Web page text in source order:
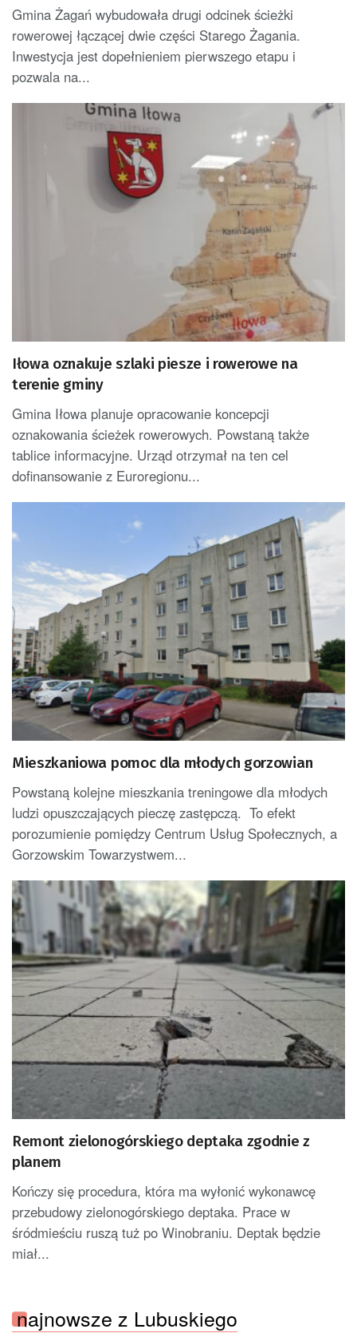
Gmina Żagań wybudowała drugi odcinek ścieżki
rowerowej łączącej dwie części Starego Żagania.
Inwestycja jest dopełnieniem pierwszego etapu i
pozwala na...
Iłowa oznakuje szlaki piesze i rowerowe na
terenie gminy
Gmina Iłowa planuje opracowanie koncepcji
oznakowania ścieżek rowerowych. Powstaną także
tablice informacyjne. Urząd otrzymał na ten cel
dofinansowanie z Euroregionu...
Mieszkaniowa pomoc dla młodych gorzowian
Powstaną kolejne mieszkania treningowe dla młodych
ludzi opuszczających pieczę zastępczą. To efekt
porozumienie pomiędzy Centrum Usług Społecznych, a
Gorzowskim Towarzystwem...
Remont zielonogórskiego deptaka zgodnie z
planem
Kończy się procedura, która ma wyłonić wykonawcę
przebudowy zielonogórskiego deptaka. Prace w
śródmieściu ruszą tuż po Winobraniu. Deptak będzie
miał...
najnowsze z Lubuskiego